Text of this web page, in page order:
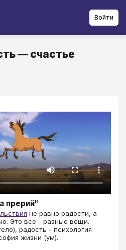
Войти
— счастье
прерий"
не равно радости, а
Это все - разные вещи.
радость - психология
жизни (ум).